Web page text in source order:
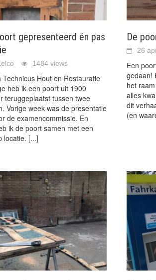
gepresenteerd én pas
1484 views
Hout en Restauratie
heb ik een poort uit 1900
teruggeplaatst tussen twee
Vorige week was de presentatie
de examencommissie. En
ik de poort samen met een
locatie. [...]
De
26
Een
gedaan!
het
alles
dit
(en